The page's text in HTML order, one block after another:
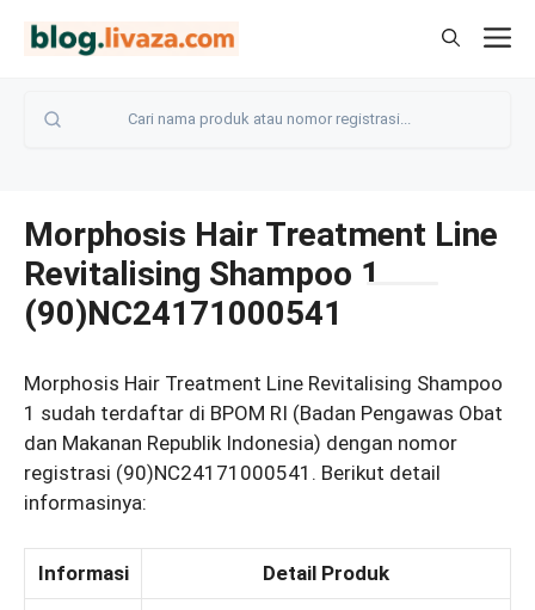
Morphosis Hair Treatment Line
Revitalising Shampoo 1
(90)NC24171000541
Morphosis Hair Treatment Line Revitalising Shampoo
1 sudah terdaftar di BPOM RI (Badan Pengawas Obat
dan Makanan Republik Indonesia) dengan nomor
registrasi (90)NC24171000541. Berikut detail
informasinya:
Informasi Detail Produk